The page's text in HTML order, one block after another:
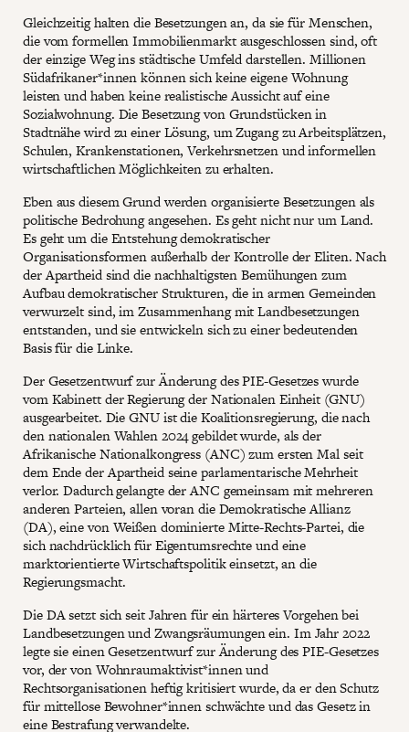
Gleichzeitig halten die Besetzungen an, da sie für Menschen,
die vom formellen Immobilienmarkt ausgeschlossen sind, oft
der einzige Weg ins städtische Umfeld darstellen. Millionen
Südafrikaner*innen können sich keine eigene Wohnung
leisten und haben keine realistische Aussicht auf eine
Sozialwohnung. Die Besetzung von Grundstücken in
Stadtnähe wird zu einer Lösung, um Zugang zu Arbeitsplätzen,
Schulen, Krankenstationen, Verkehrsnetzen und informellen
wirtschaftlichen Möglichkeiten zu erhalten.
Eben aus diesem Grund werden organisierte Besetzungen als
politische Bedrohung angesehen. Es geht nicht nur um Land.
Es geht um die Entstehung demokratischer
Organisationsformen außerhalb der Kontrolle der Eliten. Nach
der Apartheid sind die nachhaltigsten Bemühungen zum
Aufbau demokratischer Strukturen, die in armen Gemeinden
verwurzelt sind, im Zusammenhang mit Landbesetzungen
entstanden, und sie entwickeln sich zu einer bedeutenden
Basis für die Linke.
Der Gesetzentwurf zur Änderung des PIE-Gesetzes wurde
vom Kabinett der Regierung der Nationalen Einheit (GNU)
ausgearbeitet. Die GNU ist die Koalitionsregierung, die nach
den nationalen Wahlen 2024 gebildet wurde, als der
Afrikanische Nationalkongress (ANC) zum ersten Mal seit
dem Ende der Apartheid seine parlamentarische Mehrheit
verlor. Dadurch gelangte der ANC gemeinsam mit mehreren
anderen Parteien, allen voran die Demokratische Allianz
(DA), eine von Weißen dominierte Mitte-Rechts-Partei, die
sich nachdrücklich für Eigentumsrechte und eine
marktorientierte Wirtschaftspolitik einsetzt, an die
Regierungsmacht.
Die DA setzt sich seit Jahren für ein härteres Vorgehen bei
Landbesetzungen und Zwangsräumungen ein. Im Jahr 2022
legte sie einen Gesetzentwurf zur Änderung des PIE-Gesetzes
vor, der von Wohnraumaktivist*innen und
Rechtsorganisationen heftig kritisiert wurde, da er den Schutz
für mittellose Bewohner*innen schwächte und das Gesetz in
eine Bestrafung verwandelte.